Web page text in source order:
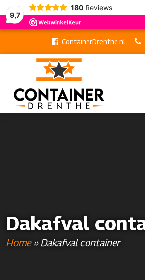
9,7
180 Reviews
ContainerDrenthe.nl
Hazekampstraat 21b,
Dakafval
Home»Dakafval container